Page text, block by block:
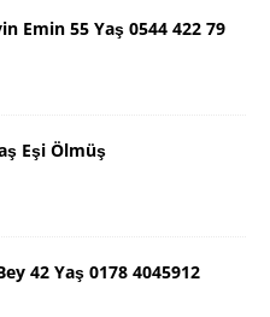
Emin 55 Yaş 0544 422 79
Eşi Ölmüş
42 Yaş 0178 4045912